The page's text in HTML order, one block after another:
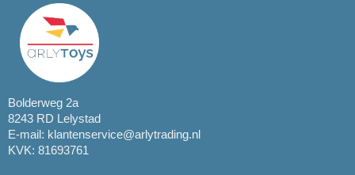
Bolderweg 2a
8243 RD Lelystad
E-mail: klantenservice@arlytrading.nl
KVK: 81693761